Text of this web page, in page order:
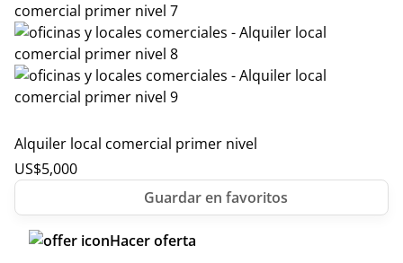
Alquiler local comercial primer nivel
US$5,000
Hacer oferta